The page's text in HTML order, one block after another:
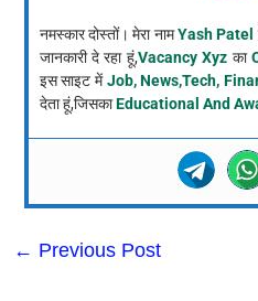
नमस्कार दोस्तों। मेरा नामYash Patel
जानकारी दे रहा हूं,Vacancy Xyz का
इस साइट मेंJob, News,Tech,
देता हूं,जिसकाEducational And
← Previous Post